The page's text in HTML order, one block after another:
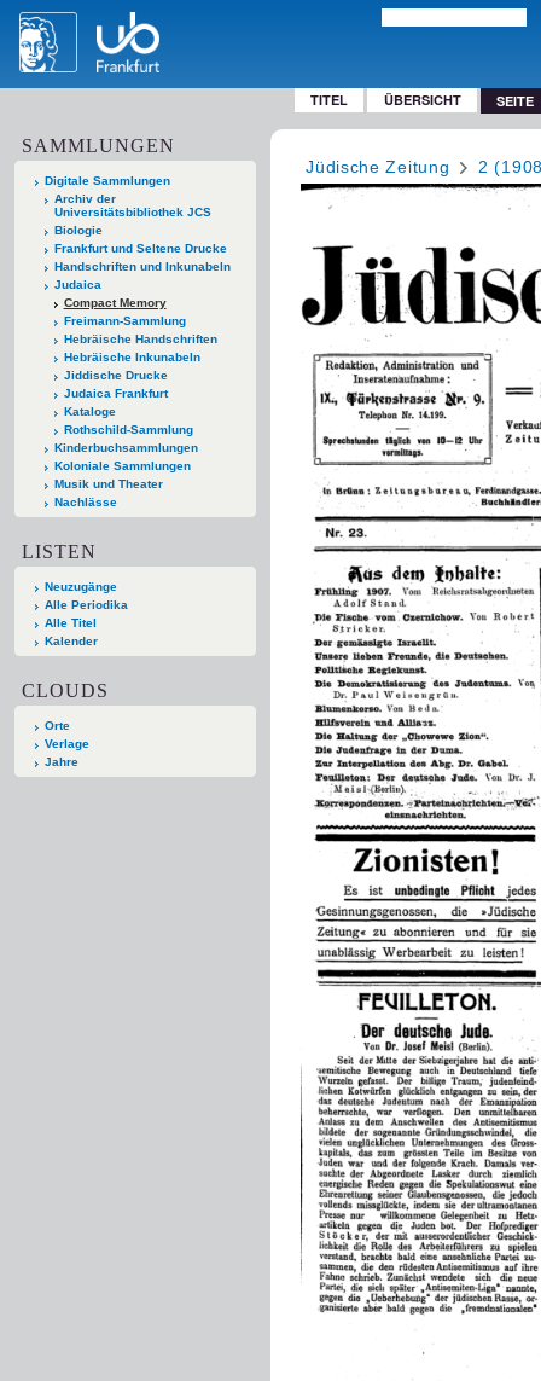
TITEL ÜBERSICHT SEITE
SAMMLUNGEN
Digitale Sammlungen
Archiv der
Universitätsbibliothek JCS
Biologie
Frankfurt und Seltene Drucke
Handschriften und Inkunabeln
Judaica
Compact Memory
Freimann-Sammlung
Hebräische Handschriften
Hebräische Inkunabeln
Jiddische Drucke
Judaica Frankfurt
Kataloge
Rothschild-Sammlung
Kinderbuchsammlungen
Koloniale Sammlungen
Musik und Theater
Nachlässe
LISTEN
Neuzugänge
Alle Periodika
Alle Titel
Kalender
CLOUDS
Orte
Verlage
Jahre
Jüdische Zeitung 2